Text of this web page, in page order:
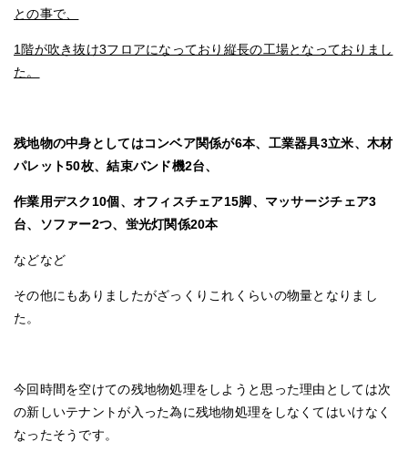
との事で、
1階が吹き抜け3フロアになっており縦長の工場となっておりまし
た。
残地物の中身としてはコンベア関係が6本、工業器具3立米、木材
パレット50枚、結束バンド機2台、
作業用デスク10個、オフィスチェア15脚、マッサージチェア3
台、ソファー2つ、蛍光灯関係20本
などなど
その他にもありましたがざっくりこれくらいの物量となりまし
た。
今回時間を空けての残地物処理をしようと思った理由としては次
の新しいテナントが入った為に残地物処理をしなくてはいけなく
なったそうです。